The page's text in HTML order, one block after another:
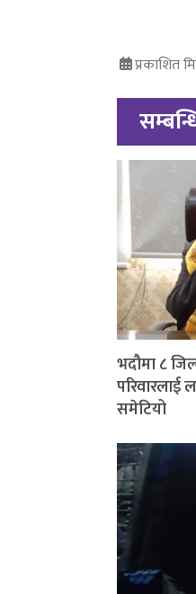
प्रकाशित
भदौमा ८
परिवारलाई
समेटियो